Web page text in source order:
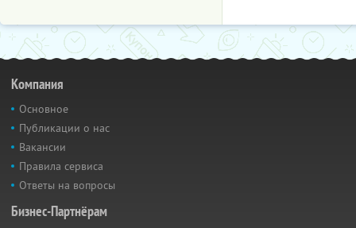
Компания
Основное
Публикации о нас
Вакансии
Правила сервиса
Ответы на вопросы
Бизнес-Партнёрам